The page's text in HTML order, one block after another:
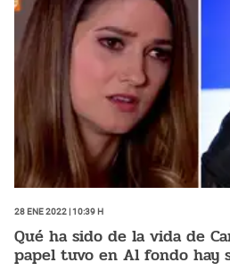
28 Ene 2022 | 10:39 h
Qué ha sido de la vida de
papel tuvo en Al fondo hay